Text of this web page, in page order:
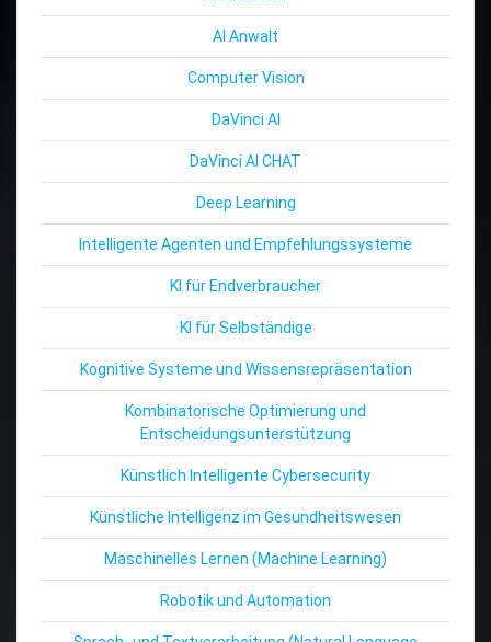
AI Anwalt
Computer Vision
DaVinci AI
DaVinci AI CHAT
Deep Learning
Intelligente Agenten und Empfehlungssysteme
KI für Endverbraucher
KI für Selbständige
Kognitive Systeme und Wissensrepräsentation
Kombinatorische Optimierung und
Entscheidungsunterstützung
Künstlich Intelligente Cybersecurity
Künstliche Intelligenz im Gesundheitswesen
Maschinelles Lernen (Machine Learning)
Robotik und Automation